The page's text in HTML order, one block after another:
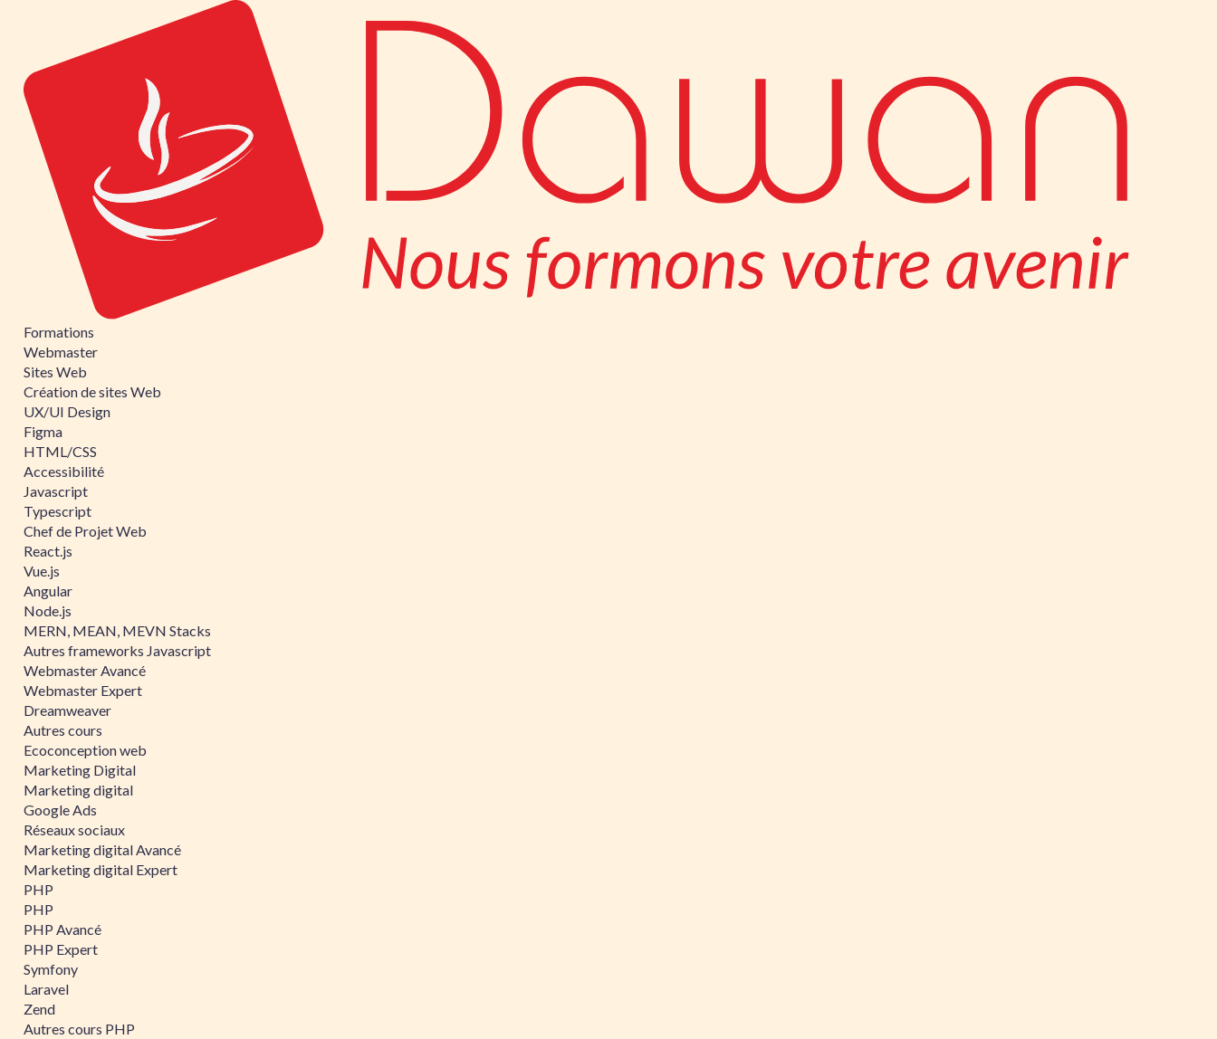
Formations
Webmaster
Sites Web
Création de sites Web
UX/UI Design
Figma
HTML/CSS
Accessibilité
Javascript
Typescript
Chef de Projet Web
React.js
Vue.js
Angular
Node.js
MERN, MEAN, MEVN Stacks
Autres frameworks Javascript
Webmaster Avancé
Webmaster Expert
Dreamweaver
Autres cours
Ecoconception web
Marketing Digital
Marketing digital
Google Ads
Réseaux sociaux
Marketing digital Avancé
Marketing digital Expert
PHP
PHP
PHP Avancé
PHP Expert
Symfony
Laravel
Zend
Autres cours PHP